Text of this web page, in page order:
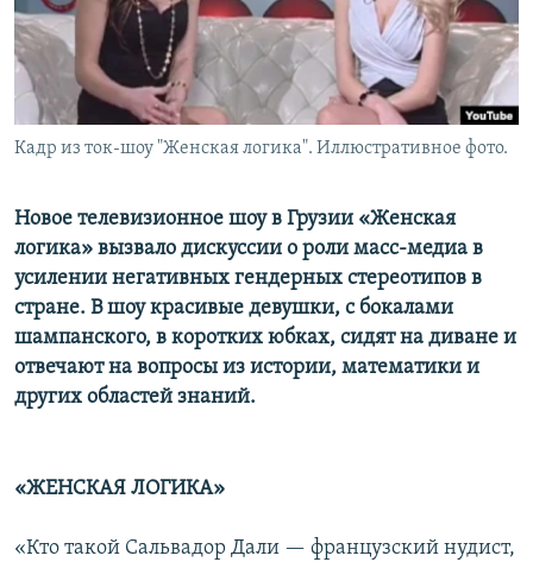
Кадр из ток-шоу "Женская логика". Иллюстративное фото.
Новое телевизионное шоу в Грузии «Женская
логика» вызвало дискуссии о роли масс-медиа в
усилении негативных гендерных стереотипов в
стране. В шоу красивые девушки, с бокалами
шампанского, в коротких юбках, сидят на диване и
отвечают на вопросы из истории, математики и
других областей знаний.
«ЖЕНСКАЯ ЛОГИКА»
«Кто такой Сальвадор Дали — французский нудист,